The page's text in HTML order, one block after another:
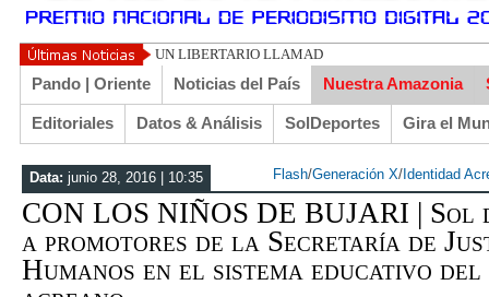
UN LIBERTARIO LLAMADO EL TURI TORRICO
Pando | Oriente Noticias del País Nuestra Amazonia
Editoriales Datos & Análisis SolDeportes Gira el
Data: junio 28, 2016 | 10:35 Flash/Generación X/ Identidad
CON LOS NIÑOS DE BUJARI | Sol
a promotores de la Secretaría de
Humanos en el sistema educativo